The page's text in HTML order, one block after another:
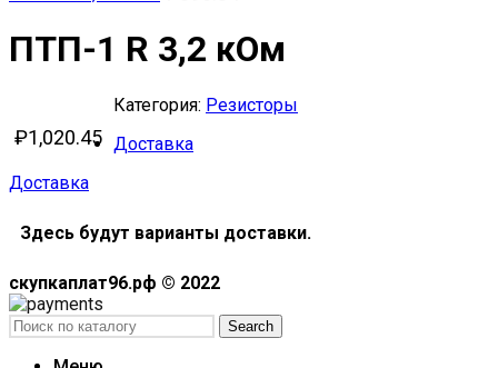
ПТП-1 R 3,2 кОм
₽1,020.45
Категория: Резисторы
Доставка
Доставка
Здесь будут варианты доставки.
скупкаплат96.рф © 2022
Search